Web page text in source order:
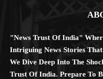
"News Trust Of India"
Intriguing News Stories
We Dive Deep Into The
Trust Of India. Prepare To